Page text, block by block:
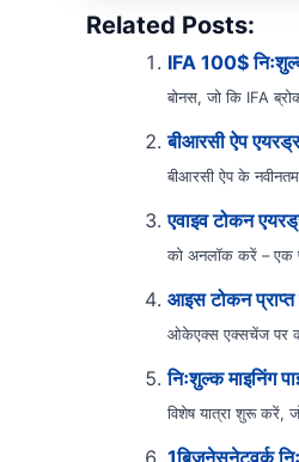
Related Posts:
IFA 100$
बोनस, जो कि IFA
बीआरसी ऐप
बीआरसी ऐप के
एवाइव टोकन
को अनलॉक करें – एक
आइस टोकन
ओकेएक्स एक्सचेंज पर
निःशुल्क माइनिंग
विशेष यात्रा शुरू करें,
1बिजनेसनेटवर्क